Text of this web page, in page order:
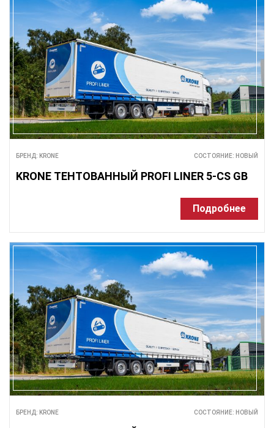
БРЕНД: KRONE СОСТОЯНИЕ: НОВЫЙ
KRONE ТЕНТОВАННЫЙ PROFI LINER 5-CS GB
Подробнее
БРЕНД: KRONE СОСТОЯНИЕ: НОВЫЙ